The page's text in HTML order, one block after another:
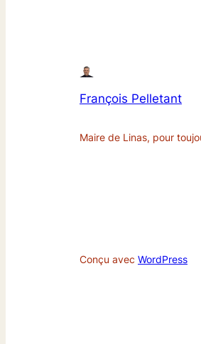
François Pelletant
Maire de Linas, pour
Conçu avec WordPress